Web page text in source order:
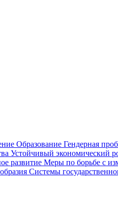
Образование Гендерная
Устойчивый экономический
развитие Меры по борьбе с
Системы